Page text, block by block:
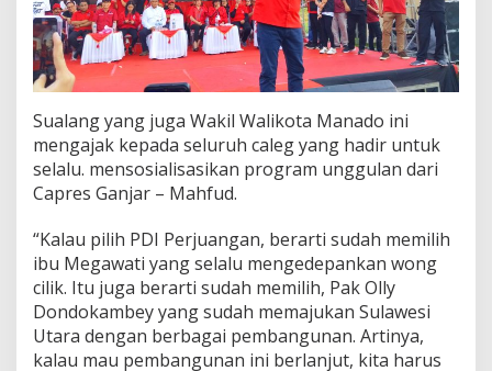
Sualang yang juga Wakil Walikota Manado ini
mengajak kepada seluruh caleg yang hadir untuk
selalu. mensosialisasikan program unggulan dari
Capres Ganjar – Mahfud.
“Kalau pilih PDI Perjuangan, berarti sudah memilih
ibu Megawati yang selalu mengedepankan wong
cilik. Itu juga berarti sudah memilih, Pak Olly
Dondokambey yang sudah memajukan Sulawesi
Utara dengan berbagai pembangunan. Artinya,
kalau mau pembangunan ini berlanjut, kita harus